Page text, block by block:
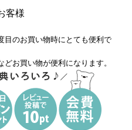
客様
目のお買い物時にとても便利で
お買い物が便利になります。